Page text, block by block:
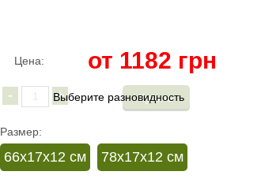
Цена: от 1182 грн
- +
Размер:
66х17х12 см 78х17х12 см